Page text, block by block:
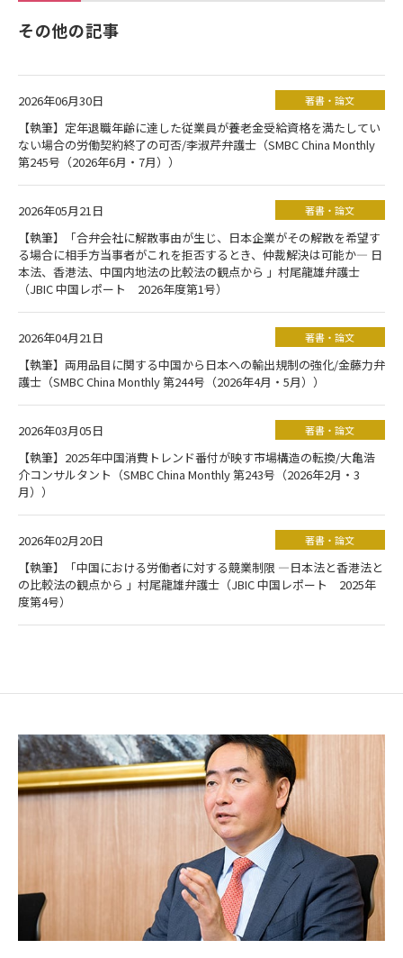
その他の記事
2026年06月30日 著書・論文
【執筆】定年退職年齢に達した従業員が養老金受給資格を満たしてい
ない場合の労働契約終了の可否/李淑芹弁護士（SMBC China Monthly
第245号（2026年6月・7月））
2026年05月21日 著書・論文
【執筆】「合弁会社に解散事由が生じ、日本企業がその解散を希望す
る場合に相手方当事者がこれを拒否するとき、仲裁解決は可能か― 日
本法、香港法、中国内地法の比較法の観点から 」村尾龍雄弁護士
（JBIC 中国レポート 2026年度第1号）
2026年04月21日 著書・論文
【執筆】両用品目に関する中国から日本への輸出規制の強化/金藤力弁
護士（SMBC China Monthly 第244号（2026年4月・5月））
2026年03月05日 著書・論文
【執筆】2025年中国消費トレンド番付が映す市場構造の転換/大亀浩
介コンサルタント（SMBC China Monthly 第243号（2026年2月・3
月））
2026年02月20日 著書・論文
【執筆】「中国における労働者に対する競業制限 ―日本法と香港法と
の比較法の観点から 」村尾龍雄弁護士（JBIC 中国レポート 2025年
度第4号）